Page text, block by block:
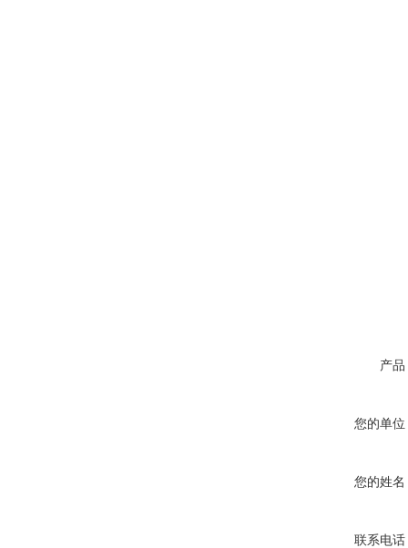
产品
您的单位
您的姓名
联系电话